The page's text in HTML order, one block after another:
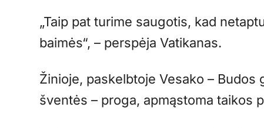
„Taip pat turime saugotis, kad
baimės“, – perspėja Vatikanas.
Žinioje, paskelbtoje Vesako –
šventės – proga, apmąstoma taikos